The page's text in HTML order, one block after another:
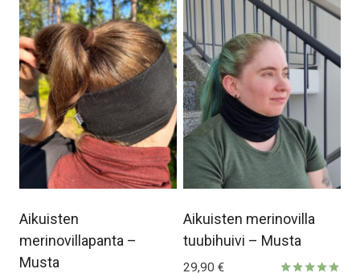
Aikuisten
merinovillapanta –
Musta
Aikuisten merinovilla
tuubihuivi – Musta
29,90 €